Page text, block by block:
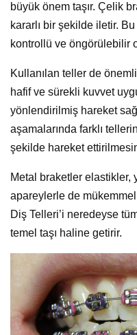
büyük önem taşır. Çelik
kararlı bir şekilde iletir.
kontrollü ve öngörülebilir
Kullanılan teller de
hafif ve sürekli kuvvet
yönlendirilmiş hareket
aşamalarında farklı
şekilde hareket
Metal braketler
apareylerle de
Diş Telleri’i neredeyse
temel taşı haline getirir.